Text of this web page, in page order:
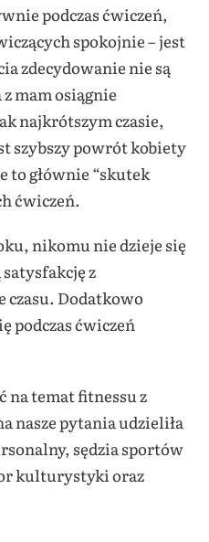
podczas ćwiczeń,
spokojnie – jest
zdecydowanie nie są
mam osiągnie
najkrótszym czasie,
szybszy powrót kobiety
to głównie “skutek
ćwiczeń.
nikomu nie dzieje się
z
czasu. Dodatkowo
podczas ćwiczeń
na temat fitnessu z
nasze pytania udzieliła
sędzia sportów
kulturystyki oraz